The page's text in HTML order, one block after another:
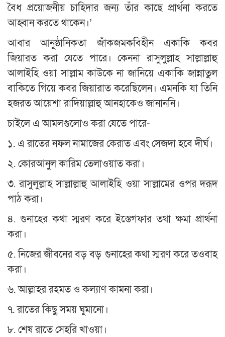
বৈধ প্রয়োজনীয় চাহিদার জন্য তাঁর কাছে প্রার্থনা করতে
আহ্বান করতে থাকেন।’
আবার আনুষ্ঠানিকতা জাঁকজমকবিহীন একাকি কবর
জিয়ারত করা যেতে পারে। কেননা রাসুলুল্লাহ সাল্লাল্লাহু
আলাইহি ওয়া সাল্লাম কাউকে না জানিয়ে একাকি জান্নাতুল
বাকিতে গিয়ে কবর জিয়ারাত করেছিলেন। এমনকি যা তিনি
হজরত আয়েশা রাদিয়াল্লাহু আনহাকেও জানাননি।
চাইলে এ আমলগুলোও করা যেতে পারে-
১. এ রাতের নফল নামাজের কেরাত এবং সেজদা হবে দীর্ঘ।
২. কোরআনুল কারিম তেলাওয়াত করা।
৩. রাসুলুল্লাহ সাল্লাল্লাহু আলাইহি ওয়া সাল্লামের ওপর দরূদ
পাঠ করা।
৪. গুনাহের কথা স্মরণ করে ইস্তেগফার তথা ক্ষমা প্রার্থনা
করা।
৫. নিজের জীবনের বড় বড় গুনাহের কথা স্মরণ করে তওবাহ
করা।
৬. আল্লাহর রহমত ও কল্যাণ কামনা করা।
৭. রাতের কিছু সময় ঘুমানো।
৮. শেষ রাতে সেহরি খাওয়া।